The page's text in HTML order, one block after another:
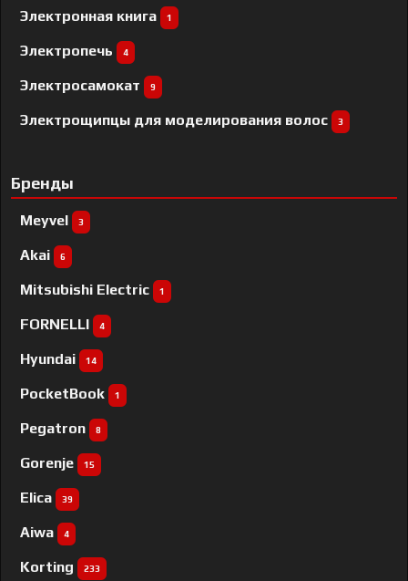
Электронная книга 1
Электропечь 4
Электросамокат 9
Электрощипцы для моделирования волос 3
Бренды
Meyvel 3
Akai 6
Mitsubishi Electric 1
FORNELLI 4
Hyundai 14
PocketBook 1
Pegatron 8
Gorenje 15
Elica 39
Aiwa 4
Korting 233